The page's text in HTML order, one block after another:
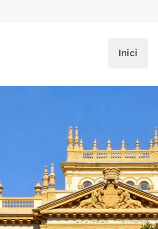
Inici